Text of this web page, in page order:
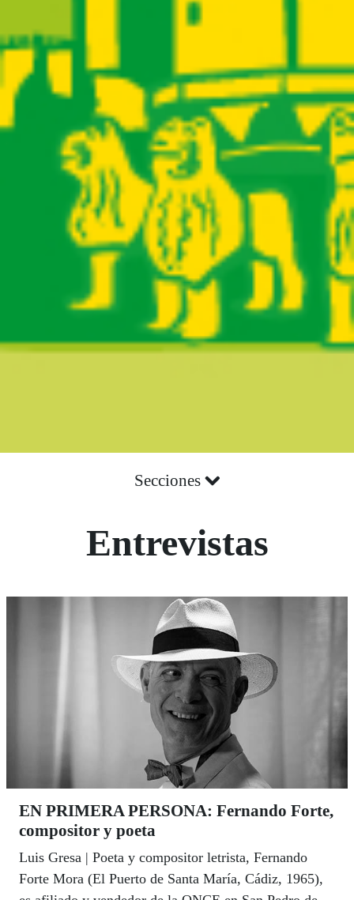
Secciones
Entrevistas
EN PRIMERA PERSONA: Fernando Forte,
compositor y poeta
Luis Gresa | Poeta y compositor letrista, Fernando
Forte Mora (El Puerto de Santa María, Cádiz, 1965),